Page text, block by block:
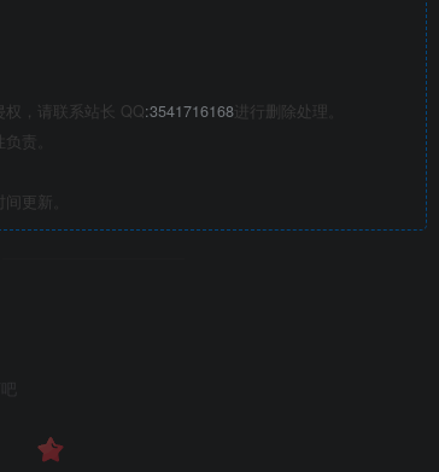
，请联系站长 QQ:3541716168进行删除处理。
责。
更新。